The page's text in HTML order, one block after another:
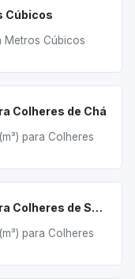
Cúbicos
Metros Cúbicos
Colheres de Chá
para Colheres
Converter Metros Cúbicos para Colheres de Sopa
para Colheres